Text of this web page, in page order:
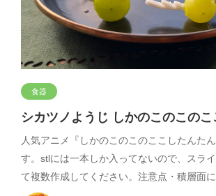
食器
シカツノようじ しかのこのこの
人気アニメ『しかのこのこのここしたんた
す。stlには一本しか入ってないので、スラ
て複数作成してください。注意点・積層面